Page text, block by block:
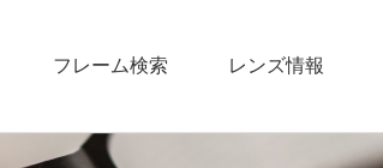
フレーム検索 レンズ情報